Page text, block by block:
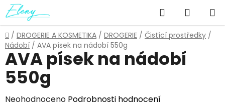
Přejít
na
obsah
Hledat
KOŠÍK
Domů
/ DROGERIE A KOSMETIKA / DROGERIE / Čistící prostředky /
Nádobí / AVA písek na nádobí 550g
AVA písek na nádobí
550g
Průměrné
Neohodnoceno Podrobnosti hodnocení